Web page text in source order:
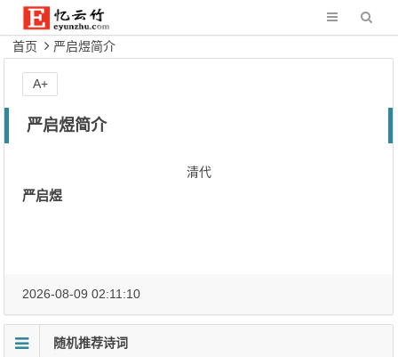
首页 严启煜简介
严启煜简介
清代
严启煜
A+
2026-08-09 02:11:10
随机推荐诗词